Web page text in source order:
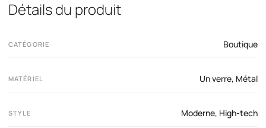
Détails du produit
CATÉGORIE Boutique
MATÉRIEL Un verre, Métal
STYLE Moderne, High-tech